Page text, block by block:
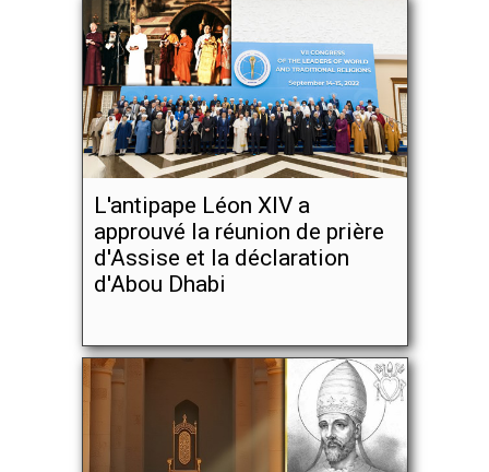
L'antipape Léon XIV a
approuvé la réunion de prière
d'Assise et la déclaration
d'Abou Dhabi